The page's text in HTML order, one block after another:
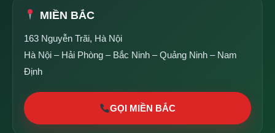
MIỀN BẮC
163 Nguyễn Trãi, Hà Nội
Hà Nội – Hải Phòng – Bắc Ninh – Quảng Ninh – Nam
Định
GỌI MIỀN BẮC